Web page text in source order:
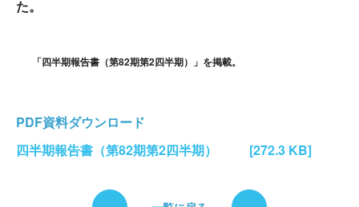
Go for IT
投資家情報（IR）
お問い合わせ
サイトご利用条件
た。
「四半期報告書（第82期第2四半期）」を掲載。
PDF資料ダウンロード
四半期報告書（第82期第2四半期）
[272.3 KB]